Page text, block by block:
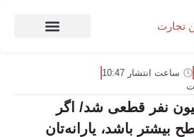
ساعت انتشار 10:47
۱۰ میلیون نفر قطعی شد/ اگر
بیشتر باشد، یارانه‌تان